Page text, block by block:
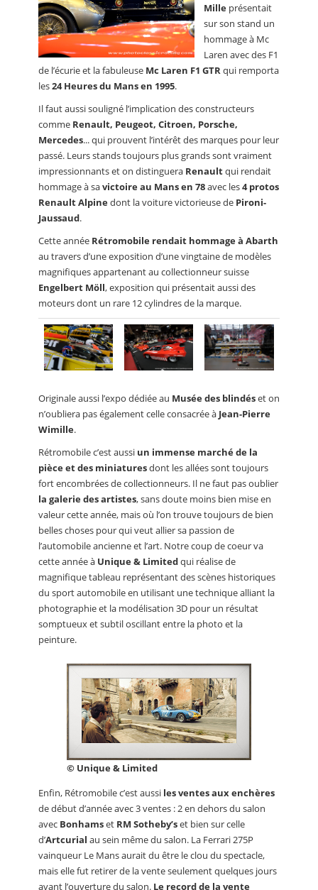
Mille présentait
sur son stand un
hommage à Mc
Laren avec des F1
de l’écurie et la fabuleuse Mc Laren F1 GTRqui remporta
les24 Heures du Mans en 1995.
Il faut aussi souligné l’implication des constructeurs
comme Renault, Peugeot, Citroen, Porsche,
Mercedes... qui prouvent l’intérêt des marques pour leur
passé. Leurs stands toujours plus grands sont vraiment
impressionnants et on distinguera Renaultqui rendait
hommage à savictoire au Mans en 78avec les4 protos
Renault Alpinedont la voiture victorieuse de Pironi-
Jaussaud.
Cette année Rétromobile rendait hommage à Abarth
au travers d’une exposition d’une vingtaine de modèles
magnifiques appartenant au collectionneur suisse
Engelbert Möll, exposition qui présentait aussi des
moteurs dont un rare 12 cylindres de la marque.
Originale aussi l’expo dédiée au Musée des blindéset on
n’oubliera pas également celle consacrée à Jean-Pierre
Wimille.
Rétromobile c’est aussi un immense marché de la
pièce et des miniaturesdont les allées sont toujours
fort encombrées de collectionneurs. Il ne faut pas oublier
la galerie des artistes, sans doute moins bien mise en
valeur cette année, mais où l’on trouve toujours de bien
belles choses pour qui veut allier sa passion de
l’automobile ancienne et l’art. Notre coup de coeur va
cette année à Unique & Limitedqui réalise de
magnifique tableau représentant des scènes historiques
du sport automobile en utilisant une technique alliant la
photographie et la modélisation 3D pour un résultat
somptueux et subtil oscillant entre la photo et la
peinture.
© Unique & Limited
Enfin, Rétromobile c’est aussi les ventes aux enchères
de début d’année avec 3 ventes : 2 en dehors du salon
avec Bonhamset RM Sotheby’set bien sur celle
d’Artcurial au sein même du salon. La Ferrari 275P
vainqueur Le Mans aurait du être le clou du spectacle,
mais elle fut retirer de la vente seulement quelques jours
avant l’ouverture du salon. Le record de la vente